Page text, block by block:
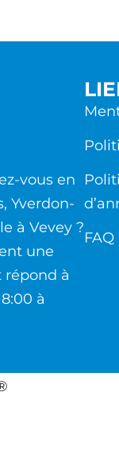
vous en
Yverdon-
à Vevey ?
une
répond à
à
FAQ